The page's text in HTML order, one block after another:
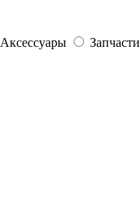
Аксессуары Запчасти